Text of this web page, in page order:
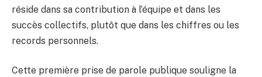
réside dans sa contribution à l’équipe et dans les
succès collectifs, plutôt que dans les chiffres ou les
records personnels.
Cette première prise de parole publique souligne la